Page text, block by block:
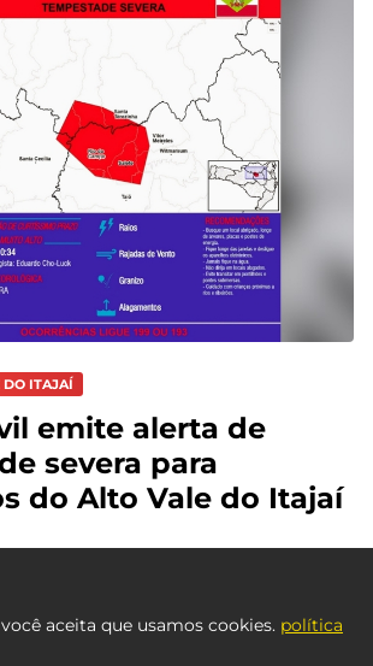
DO ITAJAÍ
emite alerta de
severa para
do Alto Vale do Itajaí
aceita que usamos cookies. política